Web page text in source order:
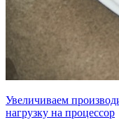
Увеличиваем
нагрузку на процессор